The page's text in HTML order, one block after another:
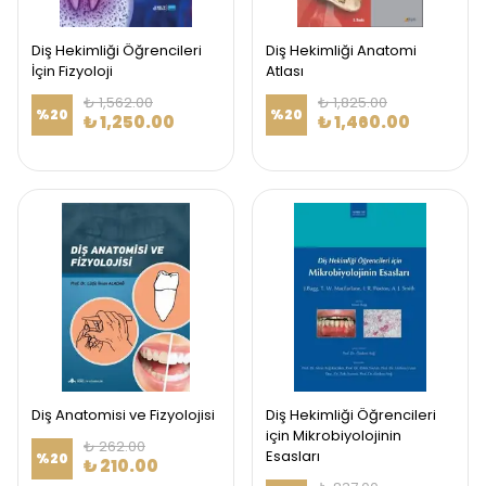
Diş Hekimliği Öğrencileri
İçin Fizyoloji
%20
₺ 1,562.00
₺ 1,250.00
Diş Hekimliği Anatomi
Atlası
%20
₺ 1,825.00
₺ 1,460.00
Diş Anatomisi ve Fizyolojisi
%20
₺ 262.00
₺ 210.00
Diş Hekimliği Öğrencileri
için Mikrobiyolojinin
Esasları